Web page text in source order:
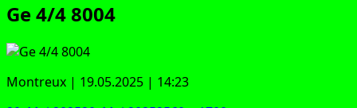
Ge 4/4 8004
Mon­treux | 19.05.2025 | 14:23